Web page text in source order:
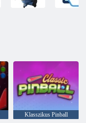
Klasszikus Pinball